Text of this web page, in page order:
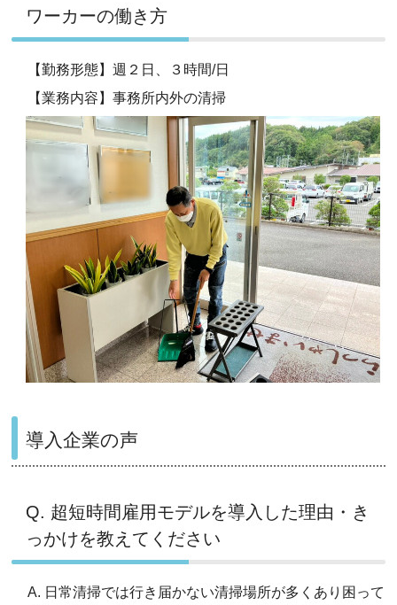
ワーカーの働き方
【勤務形態】週２日、３時間/日
【業務内容】事務所内外の清掃
導入企業の声
Q. 超短時間雇用モデルを導入した理由・き
っかけを教えてください
A. 日常清掃では行き届かない清掃場所が多くあり困って